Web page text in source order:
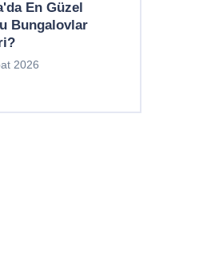
En Güzel
Bungalovlar
2026